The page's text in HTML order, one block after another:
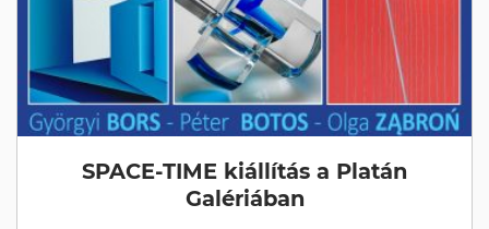
SPACE-TIME kiállítás a Platán
Galériában